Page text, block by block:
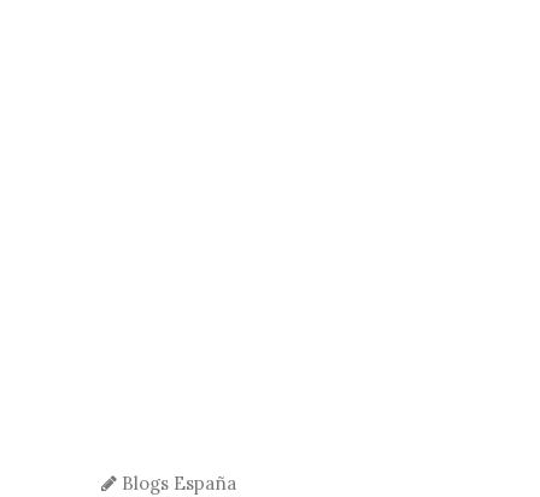
Blogs España